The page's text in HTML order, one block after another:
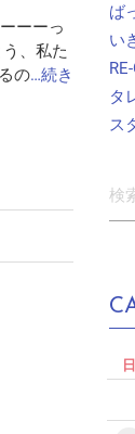
ーーっ
、私た
の…続き
ば
い
タ
ス
索:
日